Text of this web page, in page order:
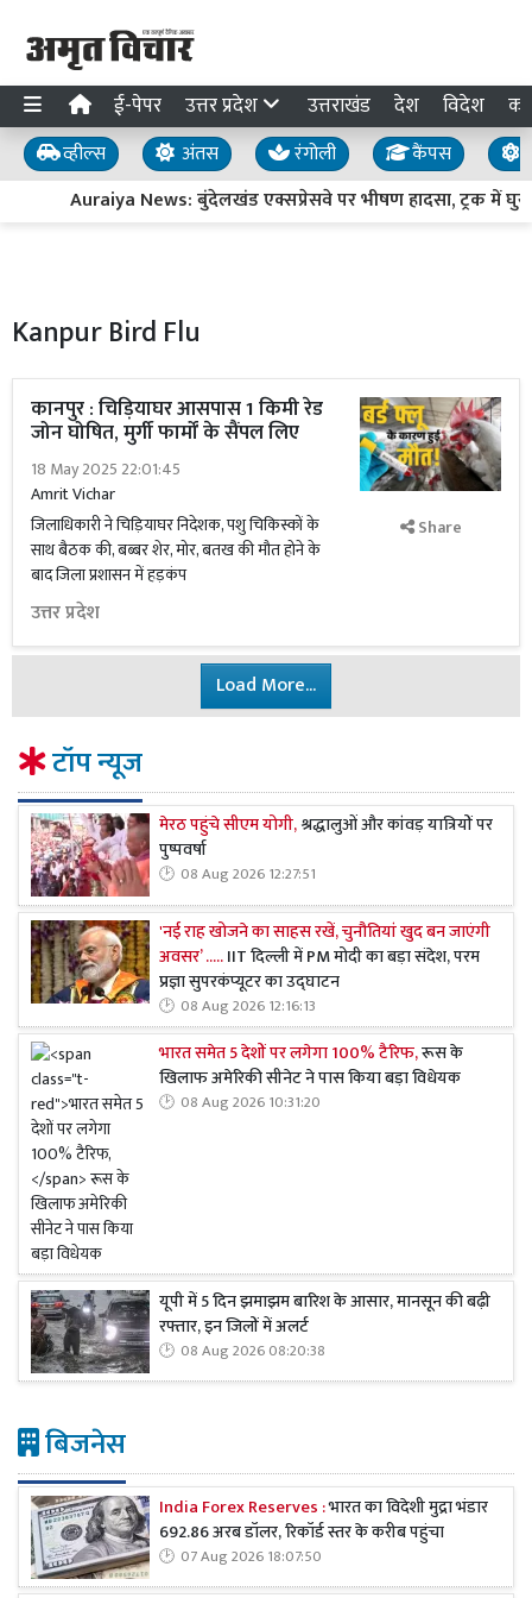
ई-पेपर उत्तर प्रदेश उत्तराखंड देश विदेश
व्हील्स अंतस रंगोली कैंपस
Auraiya News: बुंदेलखंड एक्सप्रेसवे पर भीषण हादसा, ट्रक में
Kanpur Bird Flu
कानपुर : चिड़ियाघर आसपास 1 किमी रेड
जोन घोषित, मुर्गी फार्मों के सैंपल लिए
18 May 2025 22:01:45
Amrit Vichar
जिलाधिकारी ने चिड़ियाघर निदेशक, पशु चिकिस्कों के
साथ बैठक की, बब्बर शेर, मोर, बतख की मौत होने के
बाद जिला प्रशासन में हड़कंप
उत्तर प्रदेश
Share
Load More...
टॉप न्यूज
मेरठ पहुंचे सीएम योगी,श्रद्धालुओं और कांवड़ यात्रियों पर
पुष्पवर्षा
08 Aug 2026 12:27:51
'नई राह खोजने का साहस रखें, चुनौतियां खुद बन जाएंगी
अवसर’ .....IIT दिल्ली में PM मोदी का बड़ा संदेश, परम
प्रज्ञा सुपरकंप्यूटर का उद्घाटन
08 Aug 2026 12:16:13
भारत समेत 5 देशों पर लगेगा 100% टैरिफ,रूस के
खिलाफ अमेरिकी सीनेट ने पास किया बड़ा विधेयक
08 Aug 2026 10:31:20
यूपी में 5 दिन झमाझम बारिश के आसार, मानसून की बढ़ी
रफ्तार, इन जिलों में अलर्ट
08 Aug 2026 08:20:38
बिजनेस
India Forex Reserves :भारत का विदेशी मुद्रा भंडार
692.86 अरब डॉलर, रिकॉर्ड स्तर के करीब पहुंचा
07 Aug 2026 18:07:50